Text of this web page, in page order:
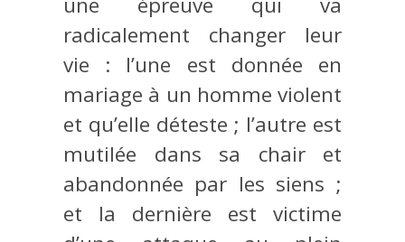
radicalement changer leur
vie : l’une est donnée en
mariage à un homme violent
et qu’elle déteste ; l’autre est
mutilée dans sa chair et
abandonnée par les siens ;
et la dernière est victime